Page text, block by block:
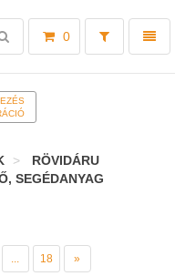
Toggle
0
RÖVIDÁRU
SEGÉDANYAG
... 18 »